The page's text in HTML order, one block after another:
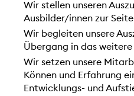
Wir stellen unseren
Ausbilder/innen zur
Wir begleiten unsere
Übergang in das weitere
Wir setzen unsere
Können und Erfahrung
Entwicklungs- und